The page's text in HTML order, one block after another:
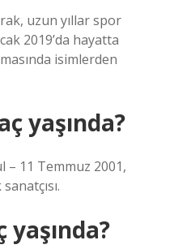
uzun yıllar spor
2019’da hayatta
isimlerden
yaşında?
– 11 Temmuz 2001,